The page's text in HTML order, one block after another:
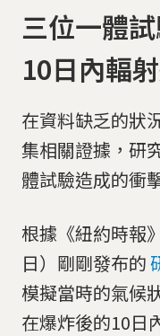
三位一體
10日內輻
在資料缺乏的狀
集相關證據，研
體試驗造成的衝
根據《紐約時報
日）剛剛發布的
模擬當時的氣候
在爆炸後的10日